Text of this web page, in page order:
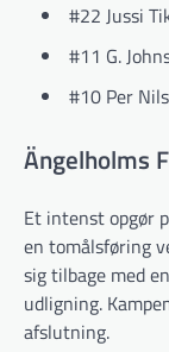
#22 Jussi
#11 G.
#10 Per
Ängelholms
Et intenst opgør
en tomålsføring
sig tilbage med
udligning.
afslutning.